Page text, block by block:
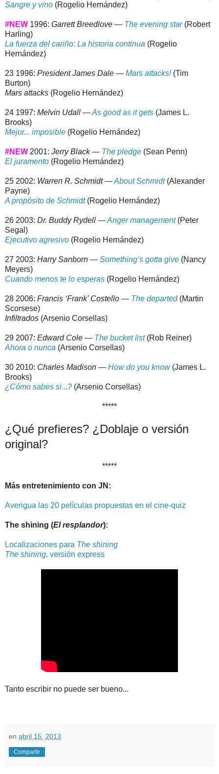
Sangre y vino (Rogelio Hernández)
#NEW 1996: Garrett Breedlove — The evening star(Robert
Harling)
La fuerza del cariño: La historia continua (Rogelio
Hernández)
23 1996: President James Dale — Mars attacks! (Tim
Burton)
Mars attacks (Rogelio Hernández)
24 1997: Melvin Udall —As good as it gets (James L.
Brooks)
Mejor... imposible (Rogelio Hernández)
#NEW 2001: Jerry Black — The pledge (Sean Penn)
El juramento (Rogelio Hernández)
25 2002: Warren R. Schmidt —About Schmidt(Alexander
Payne)
A propósito de Schmidt(Rogelio Hernández)
26 2003: Dr. Buddy Rydell —Anger management(Peter
Segal)
Ejecutivo agresivo (Rogelio Hernández)
27 2003: Harry Sanborn — Something’s gotta give (Nancy
Meyers)
Cuando menos te lo esperas (Rogelio Hernández)
28 2006: Francis ‘Frank’ Costello — The departed(Martin
Scorsese)
Infiltrados (Arsenio Corsellas)
29 2007: Edward Cole — The bucket list(Rob Reiner)
Ahora o nunca (Arsenio Corsellas)
30 2010: Charles Madison — How do you know(James L.
Brooks)
¿Cómo sabes si...? (Arsenio Corsellas)
*****
¿Qué prefieres? ¿Doblaje o versión
original?
*****
Más entretenimiento con JN:
Averigua las 20 películas propuestas en el cine-quiz
The shining (El resplandor):
Localizaciones para The shining
The shining, versión express
Tanto escribir no puede ser bueno...
en abril 15, 2013
Compartir